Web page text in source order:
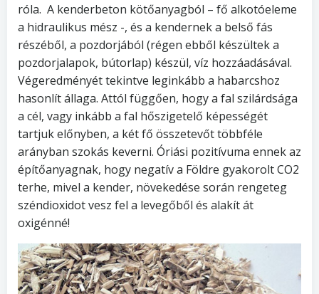
róla. A kenderbeton kötőanyagból – fő alkotóeleme
a hidraulikus mész -, és a kendernek a belső fás
részéből, a pozdorjából (régen ebből készültek a
pozdorjalapok, bútorlap) készül, víz hozzáadásával.
Végeredményét tekintve leginkább a habarcshoz
hasonlít állaga. Attól függően, hogy a fal szilárdsága
a cél, vagy inkább a fal hőszigetelő képességét
tartjuk előnyben, a két fő összetevőt többféle
arányban szokás keverni. Óriási pozitívuma ennek az
építőanyagnak, hogy negatív a Földre gyakorolt CO2
terhe, mivel a kender, növekedése során rengeteg
széndioxidot vesz fel a levegőből és alakít át
oxigénné!